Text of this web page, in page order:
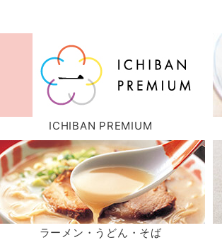
ICHIBAN PREMIUM
ラーメン・うどん・そば